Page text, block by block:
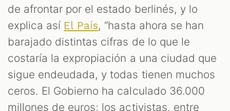
de afrontar por el estado berlinés, y lo
explica así El País, “hasta ahora se han
barajado distintas cifras de lo que le
costaría la expropiación a una ciudad que
sigue endeudada, y todas tienen muchos
ceros. El Gobierno ha calculado 36.000
millones de euros; los activistas, entre